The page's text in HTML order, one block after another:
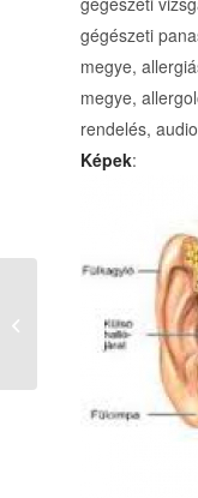
gégészeti
megye,
megye,
rendelés,
Képek:
Általános Iskola,
Óvoda, Alapfokú
Művészetoktatási